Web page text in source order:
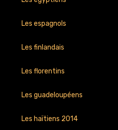
Les espagnols
Les finlandais
Les florentins
Les guadeloupéens
Les haïtiens 2014